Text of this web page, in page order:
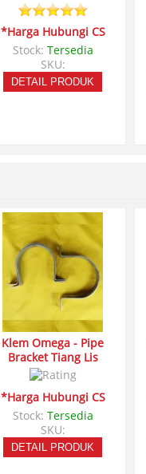
*Harga Hubungi CS
Stock: Tersedia
SKU:
DETAIL PRODUK
Klem Omega - Pipe
Bracket Tiang Lis
*Harga Hubungi CS
Stock: Tersedia
SKU:
DETAIL PRODUK